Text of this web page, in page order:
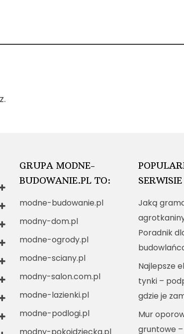
GRUPA MODNE-
BUDOWANIE.PL TO:
modne-budowanie.pl
modny-dom.pl
modne-ogrody.pl
modne-sciany.pl
modny-salon.com.pl
modne-lazienki.pl
modne-podlogi.pl
SERWISIE
Jaką
Poradnik
Najlepsze
tynki –
gdzie je
Mur
gruntowe